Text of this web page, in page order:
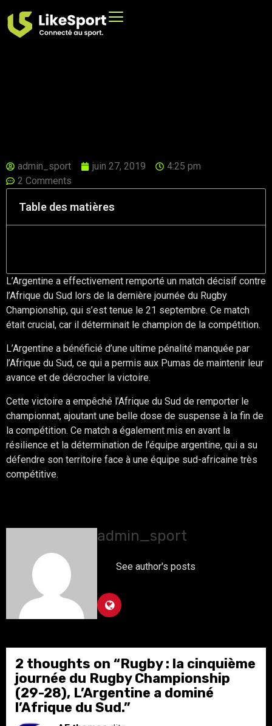
admin_sport juin 27, 2019
4:25 pm
2 Comments
Table des matières
L’Argentine a effectivement remporté un match décisif contre
l’Afrique du Sud lors de la dernière journée du Rugby
Championship, qui s’est tenue le 21 septembre. Ce match
était crucial, car il déterminait le champion de la compétition.
L’Argentine a bénéficié d’une ultime pénalité manquée par
l’Afrique du Sud, ce qui a permis aux Pumas de maintenir leur
avance et de décrocher la victoire.
Cette victoire a empêché l’Afrique du Sud de remporter le
championnat, ajoutant une belle dose de suspense à la fin de
la compétition. Ce match a également mis en avant la
résilience et la détermination de l’équipe argentine, qui a su
défendre son territoire face à une équipe sud-africaine très
compétitive.
admin_sport
See author's posts
2 thoughts on “Rugby : la cinquième
journée du Rugby Championship
(29-28), L’Argentine a dominé
l’Afrique du Sud.”